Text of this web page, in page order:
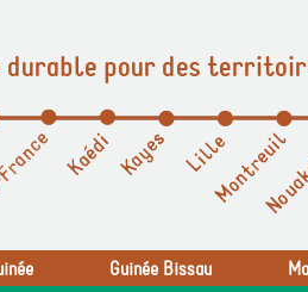
durable pour des
Guinée Bissau